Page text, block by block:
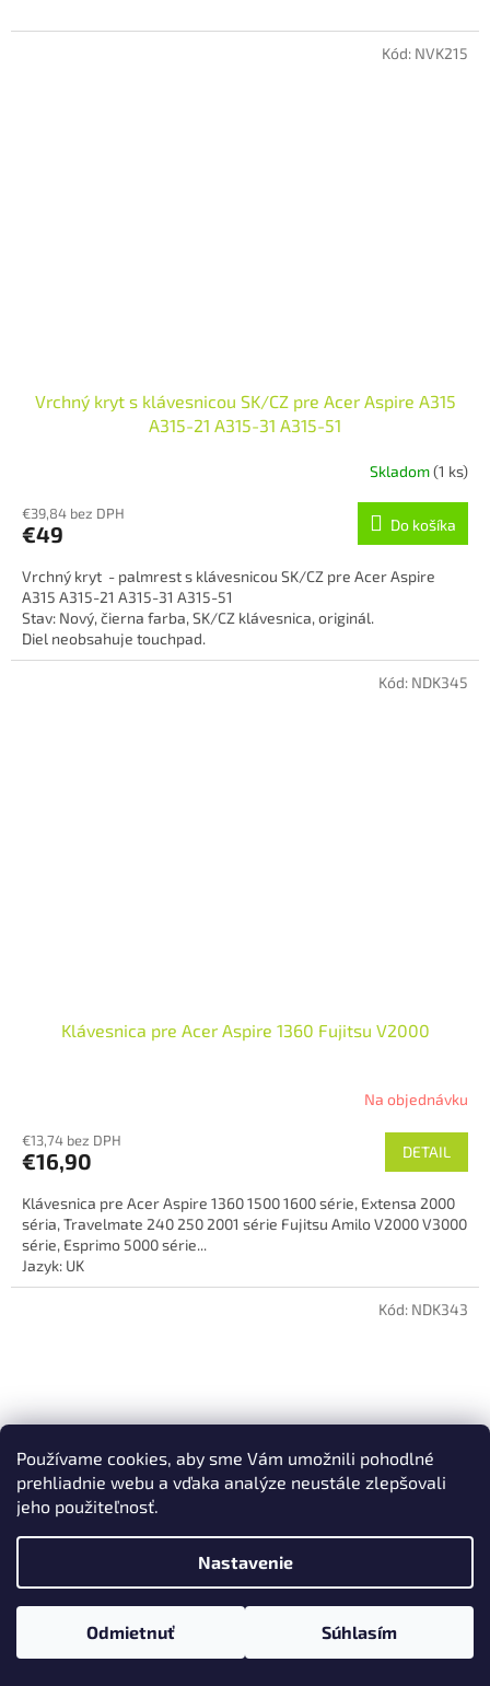
Používame cookies, aby sme Vám umožnili pohodlné
prehliadnie webu a vďaka analýze neustále zlepšovali
jeho použiteľnosť.
Nastavenie
Odmietnuť Súhlasím
Jazyk: US
Vrchný kryt s klávesnicou SK/CZ pre Acer Aspire A315
A315-21 A315-31 A315-51
Skladom(1 ks)
€39,84 bez DPH
€49 Do košíka
Vrchný kryt - palmrest s klávesnicou SK/CZ pre Acer Aspire
A315 A315-21 A315-31 A315-51
Stav: Nový, čierna farba, SK/CZ klávesnica, originál.
Diel neobsahuje touchpad.
Kód: NVK215
Klávesnica pre Acer Aspire 1360 Fujitsu V2000
Na objednávku
€13,74 bez DPH
€16,90 DETAIL
Klávesnica pre Acer Aspire 1360 1500 1600 série, Extensa 2000
séria, Travelmate 240 250 2001 série Fujitsu Amilo V2000 V3000
série, Esprimo 5000 série...
Jazyk: UK
Stav: Nová
Kód: NDK345
Klávesnica Packard Bell EasyNote LV44HC TV43CM
Kód: NDK343